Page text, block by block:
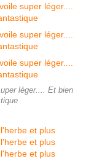
léger.... Et bien